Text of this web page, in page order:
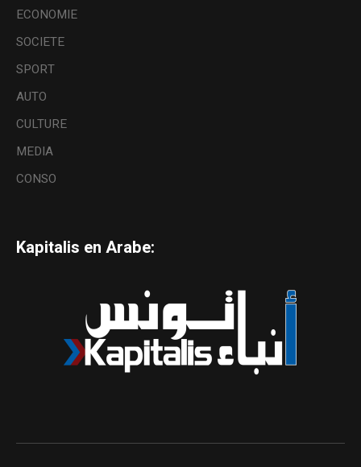
ECONOMIE
SOCIETE
SPORT
AUTO
CULTURE
MEDIA
CONSO
Kapitalis en Arabe: